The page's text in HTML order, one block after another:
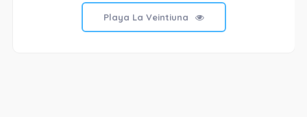
Playa La Veintiuna